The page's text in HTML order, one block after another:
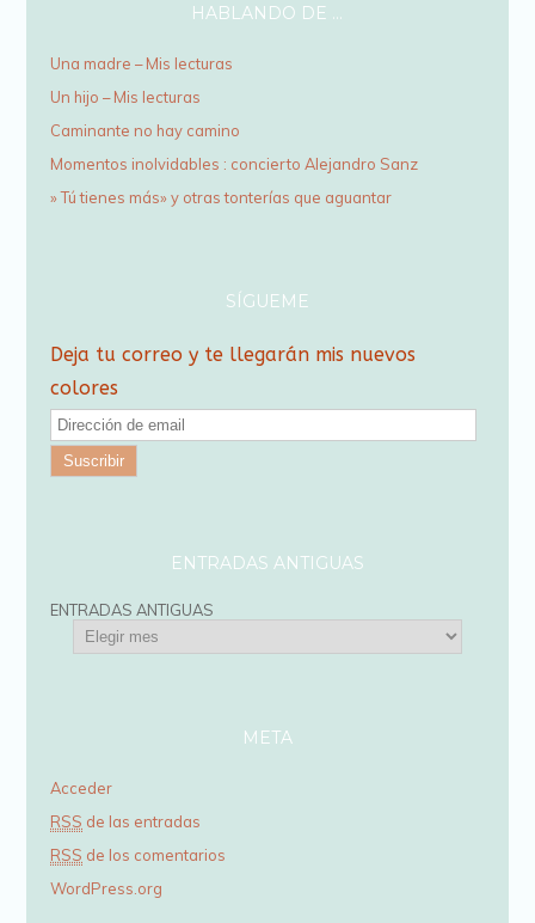
HABLANDO DE …
Una madre – Mis lecturas
Un hijo – Mis lecturas
Caminante no hay camino
Momentos inolvidables : concierto Alejandro Sanz
» Tú tienes más» y otras tonterías que aguantar
SÍGUEME
Deja tu correo y te llegarán mis nuevos
colores
D
e
m
a
i
ENTRADAS ANTIGUAS
ENTRADAS ANTIGUAS
META
Acceder
RSS de las entradas
RSS de los comentarios
WordPress.org